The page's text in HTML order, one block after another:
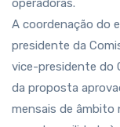
operadoras.
A coordenação do
presidente da
vice-presidente do
da proposta
mensais de âmbito